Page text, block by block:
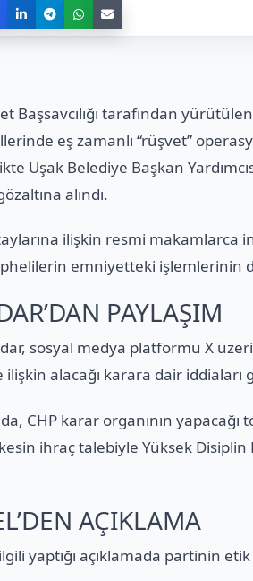
Başsavcılığı tarafından
eş zamanlı “rüşvet”
Uşak Belediye Başkan
alındı.
ilişkin resmi makamlarca
emniyetteki işlemlerinin
PAYLAŞIM
sosyal medya platformu X
alacağı karara dair iddiaları
CHP karar organının yapacağı
ihraç talebiyle Yüksek Disiplin
AÇIKLAMA
yaptığı açıklamada partinin